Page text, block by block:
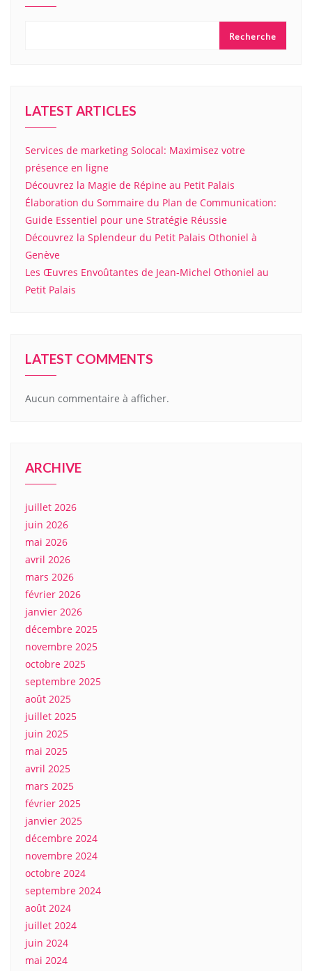
Recherche
LATEST ARTICLES
Services de marketing Solocal: Maximisez votre
présence en ligne
Découvrez la Magie de Répine au Petit Palais
Élaboration du Sommaire du Plan de Communication:
Guide Essentiel pour une Stratégie Réussie
Découvrez la Splendeur du Petit Palais Othoniel à
Genève
Les Œuvres Envoûtantes de Jean-Michel Othoniel au
Petit Palais
LATEST COMMENTS
Aucun commentaire à afficher.
ARCHIVE
juillet 2026
juin 2026
mai 2026
avril 2026
mars 2026
février 2026
janvier 2026
décembre 2025
novembre 2025
octobre 2025
septembre 2025
août 2025
juillet 2025
juin 2025
mai 2025
avril 2025
mars 2025
février 2025
janvier 2025
décembre 2024
novembre 2024
octobre 2024
septembre 2024
août 2024
juillet 2024
juin 2024
mai 2024